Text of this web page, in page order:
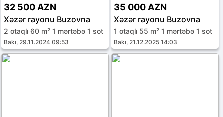
32 500 AZN
Xəzər rayonu Buzovna
2 otaqlı 60 m² 1 mərtəbə 1 sot
Bakı, 29.11.2024 09:53
35 000 AZN
Xəzər rayonu Buzovna
1 otaqlı 55 m² 1 mərtəbə 1 sot
Bakı, 21.12.2025 14:03